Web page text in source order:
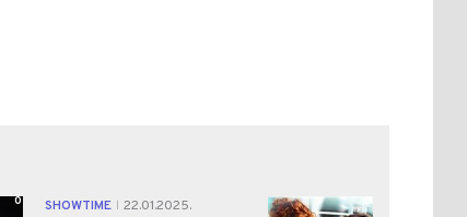
0 SHOWTIME
22.01.2025.
0